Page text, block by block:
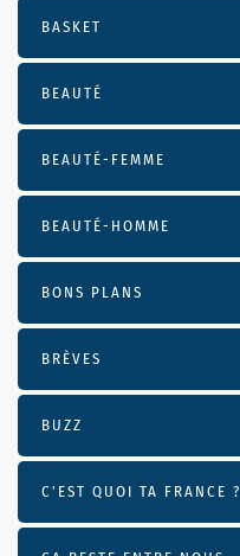
BASKET
BEAUTÉ
BEAUTÉ-FEMME
BEAUTÉ-HOMME
BONS PLANS
BRÈVES
BUZZ
C'EST QUOI TA FRANCE ?